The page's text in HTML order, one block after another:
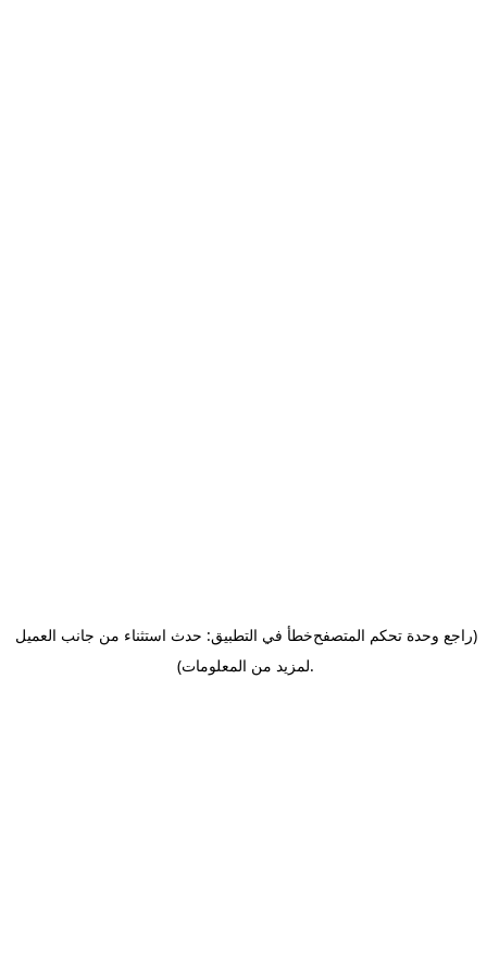
خطأ في التطبيق: حدث استثناء من جانب العميل(راجع وحدة تحكم المتصفح
لمزيد من المعلومات).